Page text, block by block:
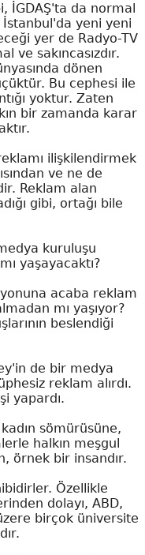
İGDAŞ'ta da normal
yeni yeni
yer de Radyo-TV
ve sakıncasızdır.
dönen
Bu cephesi ile
yoktur. Zaten
bir zamanda karar
ilişkilendirmek
ve ne de
Reklam alan
gibi, ortağı bile
kuruluşu
yaşayacaktı?
acaba reklam
mı yaşıyor?
beslendiği
de bir medya
reklam alırdı.
yapardı.
sömürüsüne,
halkın meşgul
örnek bir insandır.
Özellikle
dolayı, ABD,
birçok üniversite